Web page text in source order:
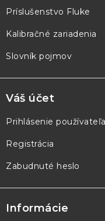
ePríslušenstvo Fluke
Kalibračné zariadenia
Slovník pojmov
Váš účet
Prihlásenie používateľa
Registrácia
Zabudnuté heslo
Informácie